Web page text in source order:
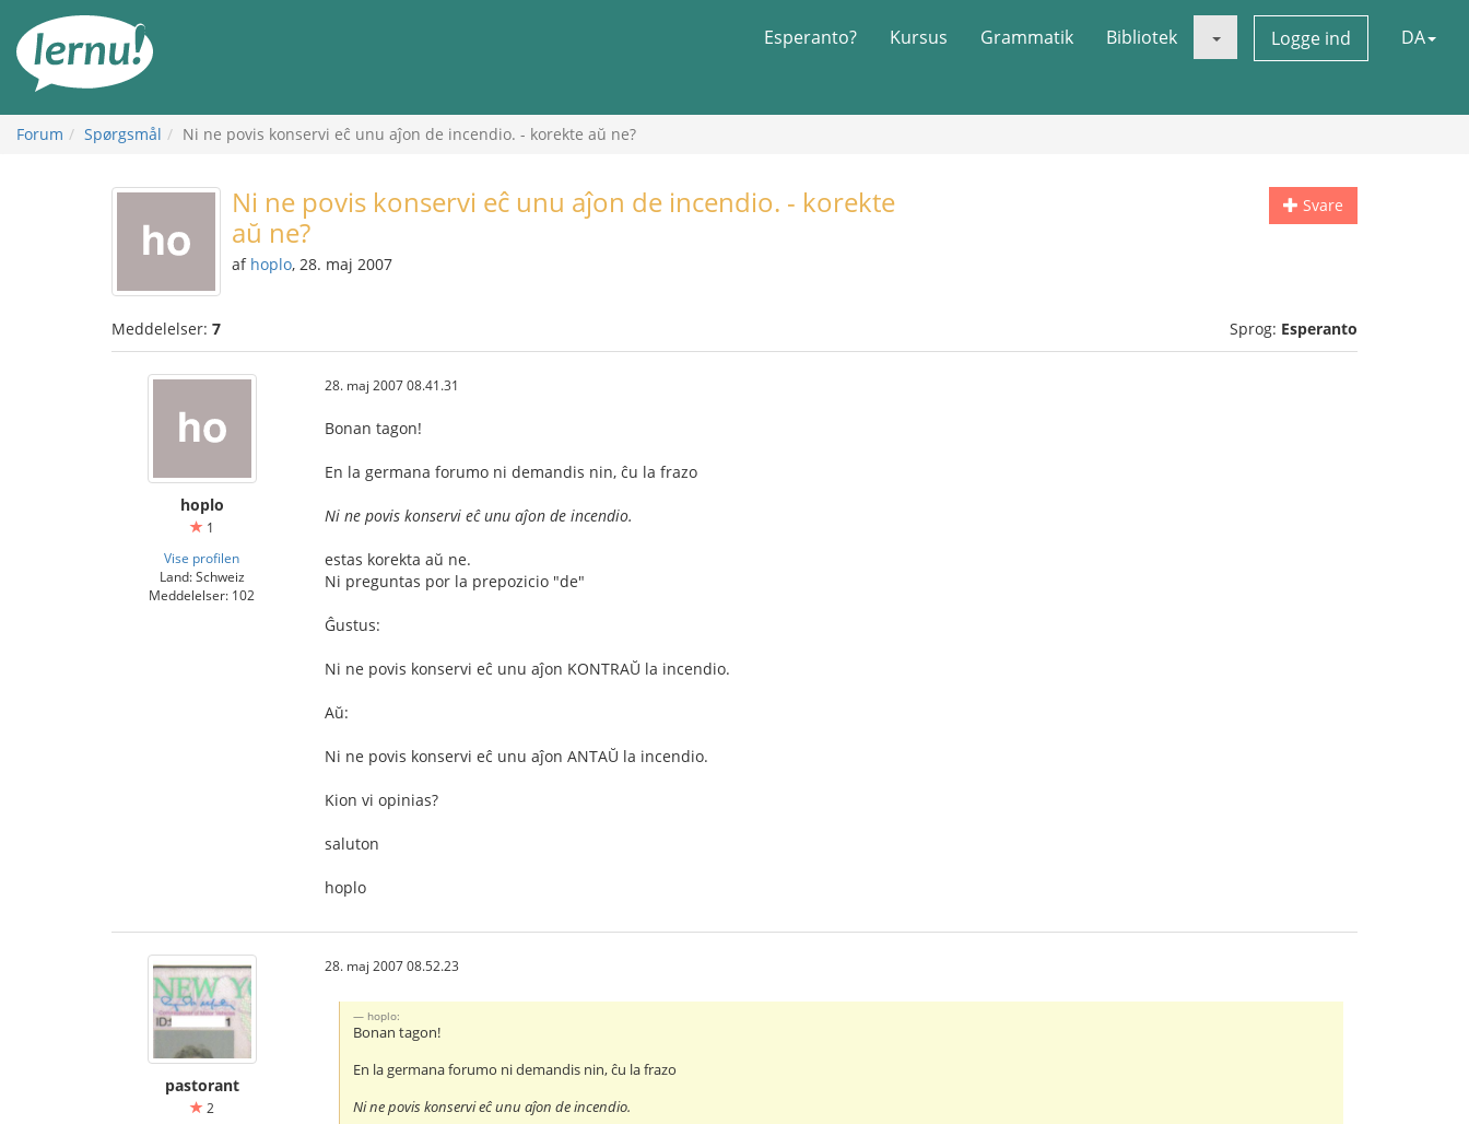
indholdet
Esperanto? Kursus Grammatik Bibliotek Logge ind DA
Forum Spørgsmål Ni ne povis konservi eĉ unu aĵon de incendio. - korekte aŭ ne?
Svare
Ni ne povis konservi eĉ unu aĵon de incendio. - korekte
aŭ ne?
af hoplo, 28. maj 2007
Meddelelser: 7 Sprog: Esperanto
hoplo
1
Vise profilen
Land: Schweiz
Meddelelser: 102
28. maj 2007 08.41.31
Bonan tagon!
En la germana forumo ni demandis nin, ĉu la frazo
Ni ne povis konservi eĉ unu aĵon de incendio.
estas korekta aŭ ne.
Ni preguntas por la prepozicio "de"
Ĝustus:
Ni ne povis konservi eĉ unu aĵon KONTRAŬ la incendio.
Aŭ:
Ni ne povis konservi eĉ unu aĵon ANTAŬ la incendio.
Kion vi opinias?
saluton
hoplo
pastorant
2
28. maj 2007 08.52.23
hoplo:
Bonan tagon!
En la germana forumo ni demandis nin, ĉu la frazo
Ni ne povis konservi eĉ unu aĵon de incendio.